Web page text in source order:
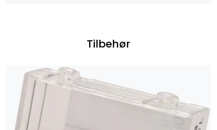
Tilbehør